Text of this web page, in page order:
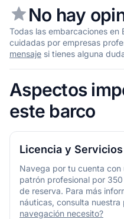
No hay
Todas las embarcaciones
cuidadas por empresas
mensaje si tienes alguna
Aspectos
este barco
Licencia y
Navega por tu cuenta con
patrón profesional por
de reserva. Para más
náuticas, consulta nuestra
navegación necesito?